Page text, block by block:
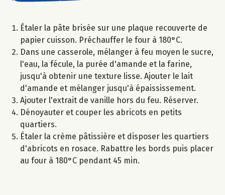
Étaler la pâte brisée sur une plaque recouverte de
papier cuisson. Préchauffer le four à 180°C.
Dans une casserole, mélanger à feu moyen le sucre,
l'eau, la fécule, la purée d'amande et la farine,
jusqu'à obtenir une texture lisse. Ajouter le lait
d'amande et mélanger jusqu'à épaississement.
Ajouter l'extrait de vanille hors du feu. Réserver.
Dénoyauter et couper les abricots en petits
quartiers.
Étaler la crème pâtissière et disposer les quartiers
d'abricots en rosace. Rabattre les bords puis placer
au four à 180°C pendant 45 min.